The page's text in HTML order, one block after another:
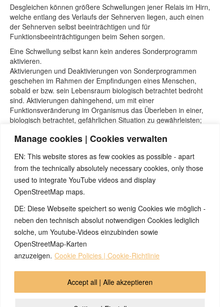
Manage cookies | Cookies verwalten
EN: This website stores as few cookies as possible - apart
from the technically absolutely necessary cookies, only those
used to integrate YouTube videos and display
OpenStreetMap maps.
DE: Diese Webseite speichert so wenig Cookies wie möglich -
neben den technisch absolut notwendigen Cookies lediglich
solche, um Youtube-Videos einzubinden sowie
OpenStreetMap-Karten
anzuzeigen. Cookie Policies | Cookie-Richtlinie
Accept all | Alle akzeptieren
Desgleichen können größere Schwellungen jener Relais im Hirn,
welche entlang des Verlaufs der Sehnerven liegen, auch einen
der Sehnerven selbst beeinträchtigen und für
Funktionsbeeinträchtigungen beim Sehen sorgen.
Eine Schwellung selbst kann kein anderes Sonderprogramm
aktivieren.
Aktivierungen und Deaktivierungen von Sonderprogrammen
geschehen im Rahmen der Empfindungen eines Menschen,
sobald er bzw. sein Lebensraum biologisch betrachtet bedroht
sind. Aktivierungen dahingehend, um mit einer
Funktionsveränderung im Organismus das Überleben in einer,
biologisch betrachtet, gefährlichen Situation zu gewährleisten;
Für den Begriff „Schlaganfall“ in der Schulmedizin, im
Zusammenhang mit dem Funktionsausfall eines
Organbereiches, bestehen zwei Möglichkeiten :
– Entweder Beginn irgendeiner konfliktgelösten Phase, PCL-A,
mit Schwellung des betreffenden Hirnrelais.
– Oder aber Einblutung in einem oder mehreren Hirnrelais nach
Aufplatzen eines Blutgefäßes.
Im ersten Fall kann sich unter bestimmten Umständen und nach
einem Durchlaufen der konfliktgelösten Phase, PCL, die
Funktion des betreffenden Organbereichs wieder normalisieren.
© 2026 by Ingmar Marquardt
Política de privacidad Contacto